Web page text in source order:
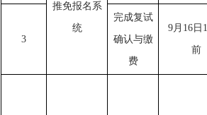
推免报名 系
统
3
完成复试
确认与缴
费
9月 16日
前